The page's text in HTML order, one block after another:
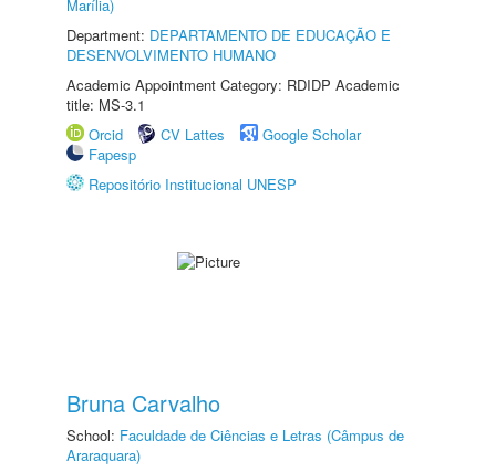
Marília)
Department: DEPARTAMENTO DE EDUCAÇÃO E
DESENVOLVIMENTO HUMANO
Academic Appointment Category: RDIDP Academic
title: MS-3.1
Orcid
CV Lattes
Google Scholar
Fapesp
Repositório Institucional UNESP
Bruna Carvalho
School: Faculdade de Ciências e Letras (Câmpus de
Araraquara)